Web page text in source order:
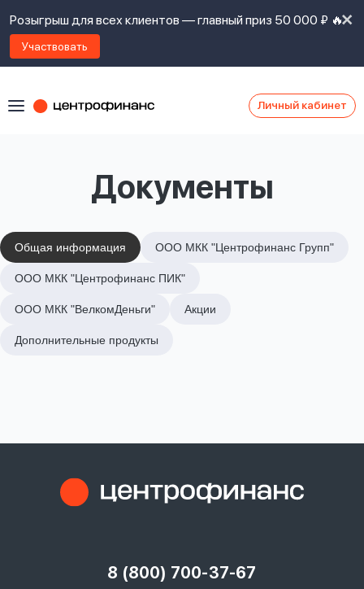
Розыгрыш для всех клиентов — главный приз 50 000 ₽ 🔥
Участвовать
Личный кабинет
Документы
Общая информация ООО МКК "Центрофинанс Групп"
ООО МКК "Центрофинанс ПИК"
ООО МКК "ВелкомДеньги" Акции
Дополнительные продукты
8 (800) 700-37-67
Войти под другим номером
ознакомлен
предоставления
займов,
политикой
сайта,
согласие
обработку